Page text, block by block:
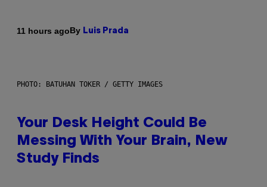
11 hours agoBy Luis Prada
PHOTO: BATUHAN TOKER / GETTY IMAGES
Your Desk Height Could Be
Messing With Your Brain, New
Study Finds